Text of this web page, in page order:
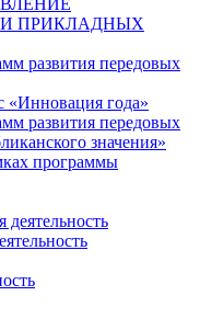
ПРИКЛАДНЫХ
развития передовых
«Инновация года»
развития передовых
значения»
программы
деятельность